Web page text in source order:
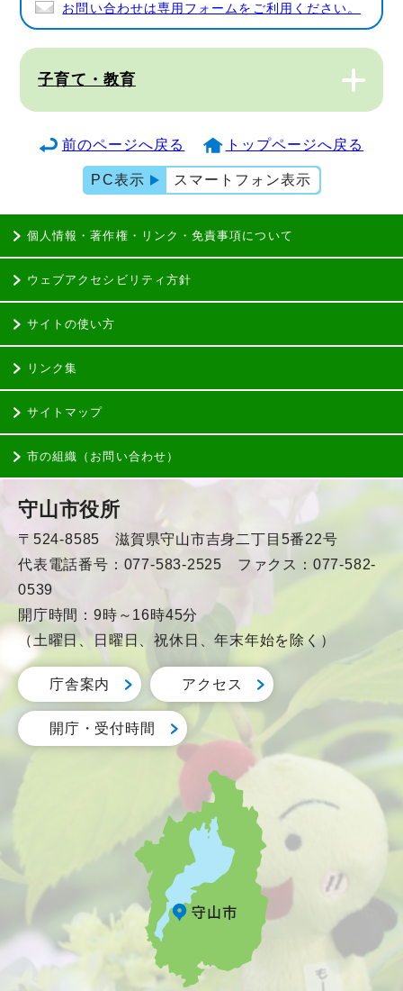
お問い合わせは専用フォームをご利用ください。
子育て・教育
前のページへ戻る トップページへ戻る
PC表示 スマートフォン表示
個人情報・著作権・リンク・免責事項について
ウェブアクセシビリティ方針
サイトの使い方
リンク集
サイトマップ
市の組織（お問い合わせ）
守山市役所
〒524-8585 滋賀県守山市吉身二丁目5番22号
代表電話番号：077-583-2525 ファクス：077-582-
0539
開庁時間：9時～16時45分
（土曜日、日曜日、祝休日、年末年始を除く）
庁舎案内 アクセス
開庁・受付時間